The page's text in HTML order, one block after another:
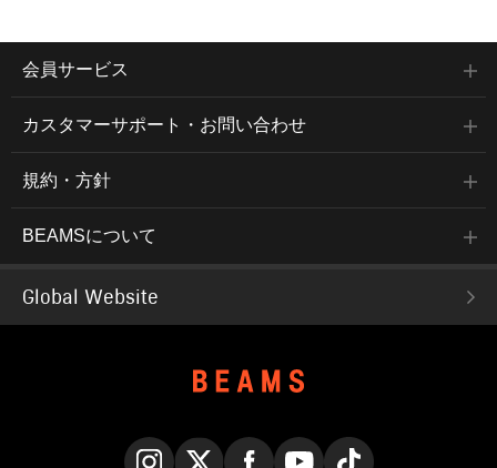
会員サービス
カスタマーサポート・お問い合わせ
規約・方針
BEAMSについて
Global Website